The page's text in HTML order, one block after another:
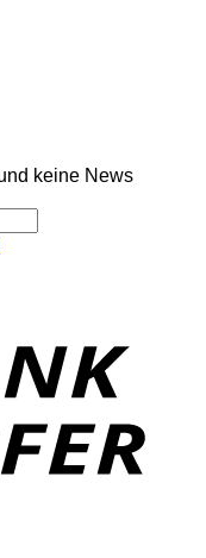
keine News